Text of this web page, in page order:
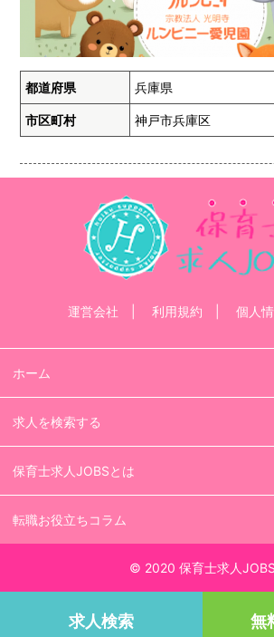
都道府県 兵庫県
市区町村 神戸市兵庫区
運営会社 利用規約 個人
ホーム
求人を検索する
保育士求人JOBSとは
転職お役立ちコラム
© 2020 保育士求人JOBS
求人検索 無